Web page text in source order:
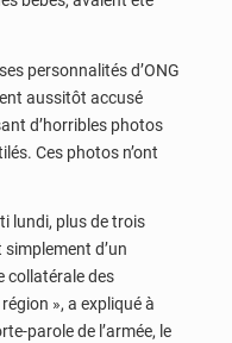
personnalités d’ONG
aussitôt accusé
d’horribles photos
Ces photos n’ont
lundi, plus de trois
d’un
collatérale des
», a expliqué à
parole de l’armée, le